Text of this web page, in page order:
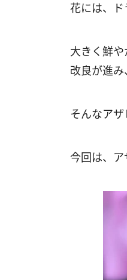
花には、ド
大きく鮮
改良が進み
そんなアザ
今回は、ア